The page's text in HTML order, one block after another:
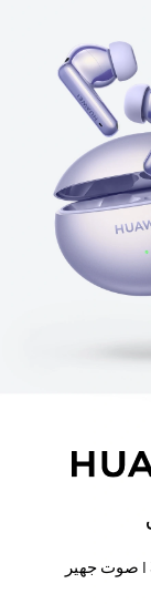
عزل الضجيج النشط الديناميكي الذكي 3.0 | صوت جهير